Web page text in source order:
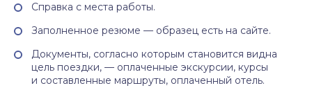
Справка с места работы.
Заполненное резюме — образец есть на сайте.
Документы, согласно которым становится видна
цель поездки, — оплаченные экскурсии, курсы
и составленные маршруты, оплаченный отель.